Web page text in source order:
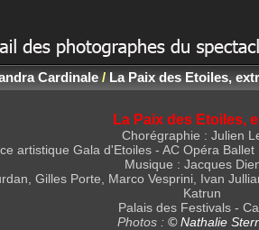
Cardinale/ La Paix des Etoiles,
La Paix des Etoiles,
Chorégraphie : Julien
artistique Gala d'Etoiles - AC Opéra
Musique : Jacques
Gilles Porte, Marco Vesprini, Ivan
Katrun
Palais des Festivals -
Photos : © Nathalie